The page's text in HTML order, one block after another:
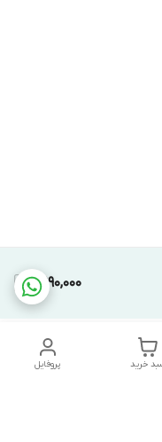
6,990,000
پروفایل خرید